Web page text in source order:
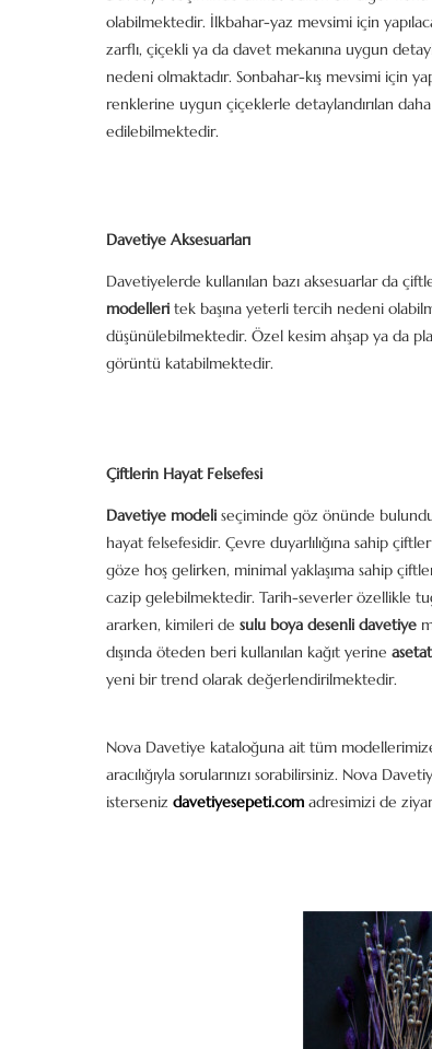
olabilmektedir. İlkbahar-yaz mevsimi için
zarflı, çiçekli ya da davet mekanına uygun
nedeni olmaktadır. Sonbahar-kış mevsimi için
renklerine uygun çiçeklerle detaylandırılan
edilebilmektedir.
Davetiye Aksesuarları
Davetiyelerde kullanılan bazı aksesuarlar da
modelleri tek başına yeterli tercih nedeni
düşünülebilmektedir. Özel kesim ahşap ya da
görüntü katabilmektedir.
Çiftlerin Hayat Felsefesi
Davetiye modeli seçiminde göz önünde
hayat felsefesidir. Çevre duyarlılığına sahip
göze hoş gelirken, minimal yaklaşıma sahip
cazip gelebilmektedir. Tarih-severler özellikle
ararken, kimileri de sulu boya desenli davetiye
dışında öteden beri kullanılan kağıt yerine
yeni bir trend olarak değerlendirilmektedir.
Nova Davetiye kataloğuna ait tüm
aracılığıyla sorularınızı sorabilirsiniz. Nova
isterseniz davetiyesepeti.com adresimizi de